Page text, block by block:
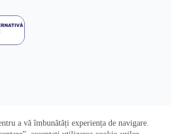
a vă îmbunătăți experiența de navigare.